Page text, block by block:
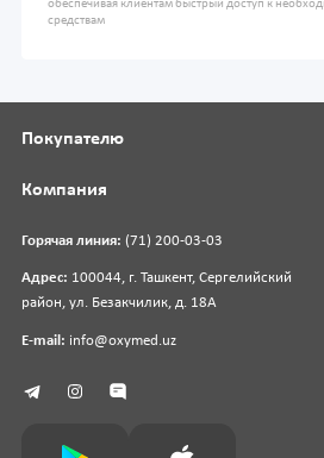
обеспечивая клиентам быстрый доступ к
средствам
Горячая линия: (71) 200-03-03
Адрес: 100044, г. Ташкент, Сергелийский
район, ул. Безакчилик, д. 18А
E-mail: info@oxymed.uz
Покупателю
Компания